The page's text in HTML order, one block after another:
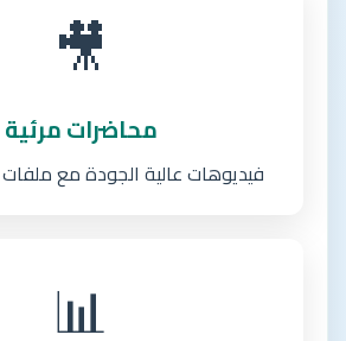
🎥
محاضرات مرئية
فيديوهات عالية الجودة مع ملفات PDF مصاحبة
📊